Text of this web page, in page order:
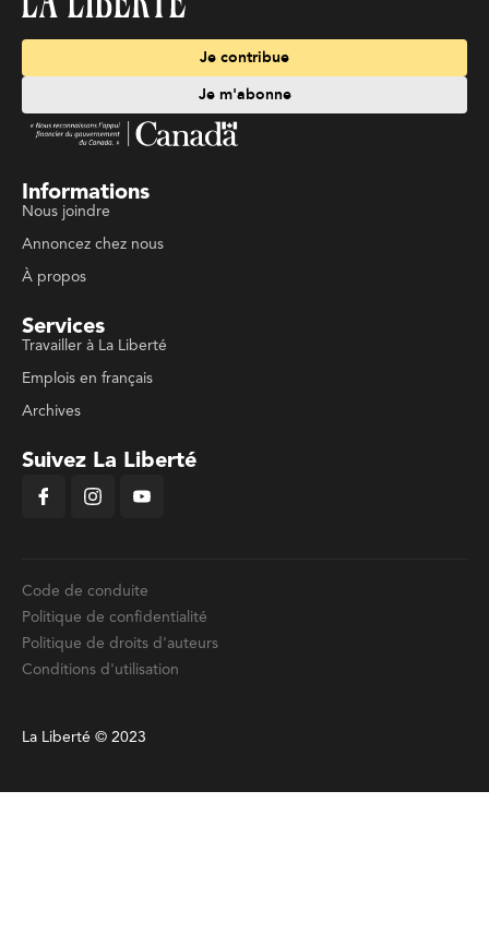
Je contribue
Je m'abonne
Informations
Nous joindre
Annoncez chez nous
À propos
Services
Travailler à La Liberté
Emplois en français
Archives
Suivez La Liberté
Code de conduite
Politique de confidentialité
Politique de droits d'auteurs
Conditions d'utilisation
La Liberté © 2023